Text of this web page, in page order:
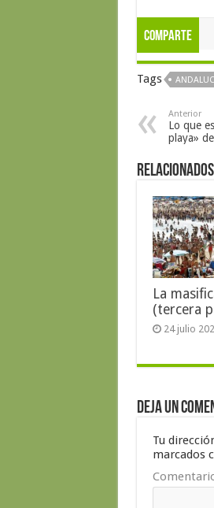
Comparte
Tags
Anterior
Lo que
playa»
Relacionados
La
(tercera
24 julio
Deja un
Tu
marcados